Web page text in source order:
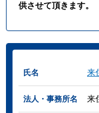
供させて頂きます。
氏名 来
法人・事務所名 来